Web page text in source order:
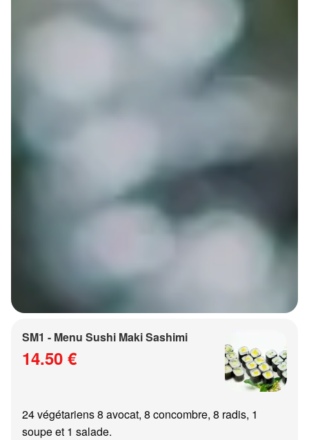
SM1 - Menu Sushi Maki Sashimi
14.50 €
24 végétariens 8 avocat, 8 concombre, 8 radis, 1
soupe et 1 salade.